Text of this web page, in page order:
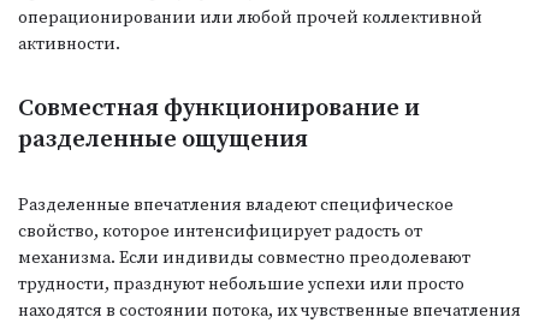
операционировании или любой прочей коллективной
активности.
Совместная функционирование и
разделенные ощущения
Разделенные впечатления владеют специфическое
свойство, которое интенсифицирует радость от
механизма. Если индивиды совместно преодолевают
трудности, празднуют небольшие успехи или просто
находятся в состоянии потока, их чувственные впечатления